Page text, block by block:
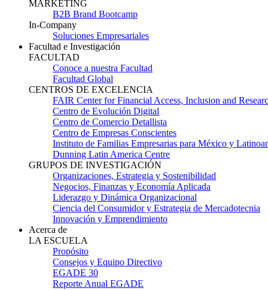
MARKETING
B2B Brand Bootcamp
In-Company
Soluciones Empresariales
Facultad e Investigación
FACULTAD
Conoce a nuestra Facultad
Facultad Global
CENTROS DE EXCELENCIA
FAIR Center for Financial Access, Inclusion and
Centro de Evolución Digital
Centro de Comercio Detallista
Centro de Empresas Conscientes
Instituto de Familias Empresarias para México y
Dunning Latin America Centre
GRUPOS DE INVESTIGACIÓN
Organizaciones, Estrategia y Sostenibilidad
Negocios, Finanzas y Economía Aplicada
Liderazgo y Dinámica Organizacional
Ciencia del Consumidor y Estrategia de Mercadotecnia
Innovación y Emprendimiento
Acerca de
LA ESCUELA
Propósito
Consejos y Equipo Directivo
EGADE 30
Reporte Anual EGADE